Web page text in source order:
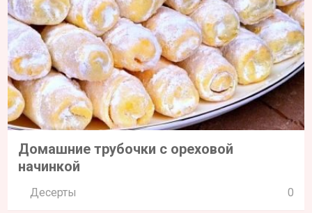
Домашние трубочки с ореховой
начинкой
Десерты 0